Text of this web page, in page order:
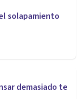
solapamiento
demasiado te